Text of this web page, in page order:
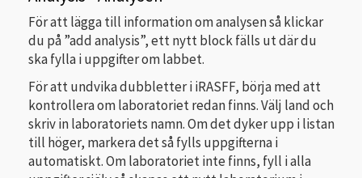
För att lägga till information om analysen så klickar
du på ”add analysis”, ett nytt block fälls ut där du
ska fylla i uppgifter om labbet.
För att undvika dubbletter i iRASFF, börja med att
kontrollera om laboratoriet redan finns. Välj land och
skriv in laboratoriets namn. Om det dyker upp i listan
till höger, markera det så fylls uppgifterna i
automatiskt. Om laboratoriet inte finns, fyll i alla